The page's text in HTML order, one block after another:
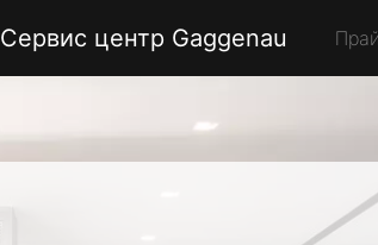
Сервис центр Gaggenau